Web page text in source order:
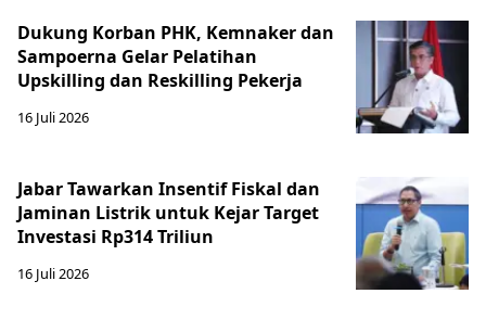
Dukung Korban PHK, Kemnaker dan
Sampoerna Gelar Pelatihan
Upskilling dan Reskilling Pekerja
16 Juli 2026
Jabar Tawarkan Insentif Fiskal dan
Jaminan Listrik untuk Kejar Target
Investasi Rp314 Triliun
16 Juli 2026